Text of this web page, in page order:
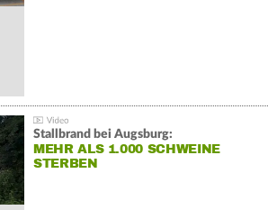
Stallbrand bei Augsburg:
MEHR ALS 1.000 SCHWEINE
STERBEN